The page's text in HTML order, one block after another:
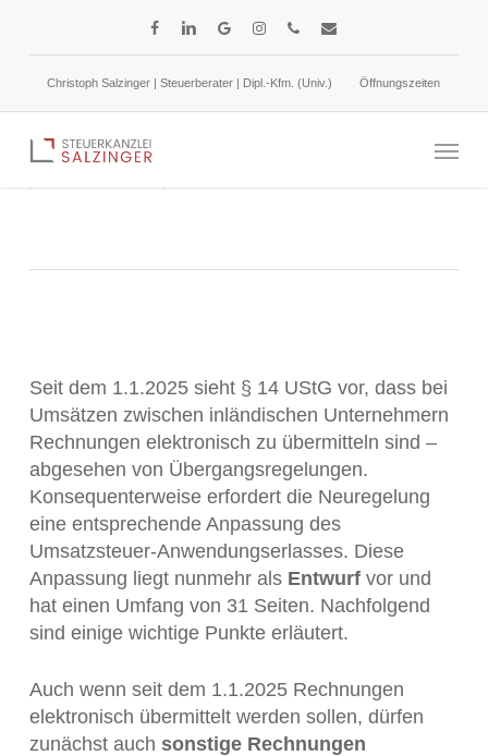
content
facebooklinkedingoogle-instagramphone email
Christoph Salzinger | Steuerberater | Dipl.-Kfm. (Univ.) Öffnungszeiten
Menu
1.1.2025
Seit dem 1.1.2025 sieht § 14 UStG vor, dass bei
Umsätzen zwischen inländischen Unternehmern
Rechnungen elektronisch zu übermitteln sind –
abgesehen von Übergangsregelungen.
Konsequenterweise erfordert die Neuregelung
eine entsprechende Anpassung des
Umsatzsteuer-Anwendungserlasses. Diese
Anpassung liegt nunmehr als Entwurfvor und
hat einen Umfang von 31 Seiten. Nachfolgend
sind einige wichtige Punkte erläutert.
Auch wenn seit dem 1.1.2025 Rechnungen
elektronisch übermittelt werden sollen, dürfen
zunächst auch sonstige Rechnungen